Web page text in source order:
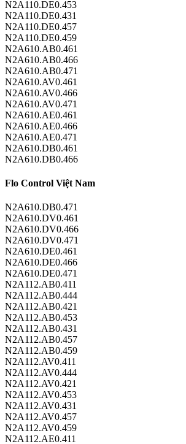
N2A110.DE0.453
N2A110.DE0.431
N2A110.DE0.457
N2A110.DE0.459
N2A610.AB0.461
N2A610.AB0.466
N2A610.AB0.471
N2A610.AV0.461
N2A610.AV0.466
N2A610.AV0.471
N2A610.AE0.461
N2A610.AE0.466
N2A610.AE0.471
N2A610.DB0.461
N2A610.DB0.466
Flo Control Việt Nam
N2A610.DB0.471
N2A610.DV0.461
N2A610.DV0.466
N2A610.DV0.471
N2A610.DE0.461
N2A610.DE0.466
N2A610.DE0.471
N2A112.AB0.411
N2A112.AB0.444
N2A112.AB0.421
N2A112.AB0.453
N2A112.AB0.431
N2A112.AB0.457
N2A112.AB0.459
N2A112.AV0.411
N2A112.AV0.444
N2A112.AV0.421
N2A112.AV0.453
N2A112.AV0.431
N2A112.AV0.457
N2A112.AV0.459
N2A112.AE0.411